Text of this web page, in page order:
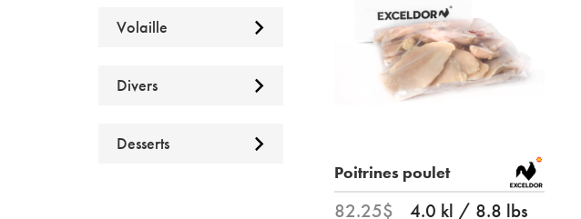
Volaille
Divers
Desserts
Poitrines poulet
82.25$ 4.0 kl / 8.8 lbs